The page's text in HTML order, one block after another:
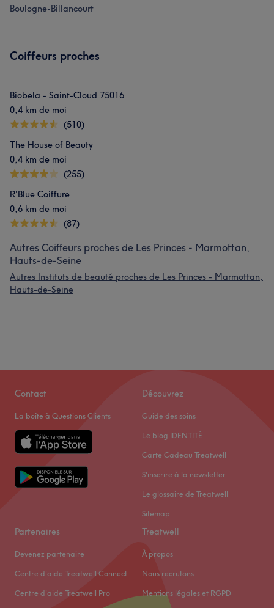
Boulogne-Billancourt
Coiffeurs proches
Biobela - Saint-Cloud 75016
0,4 km de moi
(510)
The House of Beauty
0,4 km de moi
(255)
R'Blue Coiffure
0,6 km de moi
(87)
Autres Coiffeurs proches de Les Princes - Marmottan,
Hauts-de-Seine
Autres Instituts de beauté proches de Les Princes - Marmottan,
Hauts-de-Seine
Contact
La boîte à Questions Clients
Découvrez
Guide des soins
Le blog IDENTITÉ
Carte Cadeau Treatwell
S'inscrire à la newsletter
Le glossaire de Treatwell
Sitemap
Partenaires
Devenez partenaire
Centre d'aide Treatwell Connect
Centre d'aide Treatwell Pro
Treatwell
À propos
Nous recrutons
Mentions légales et RGPD